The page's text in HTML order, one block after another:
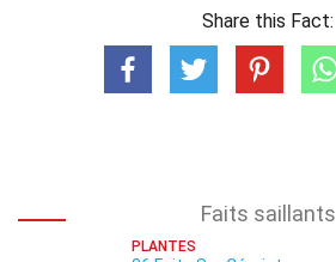
Share this Fact:
Faits saillants
PLANTES